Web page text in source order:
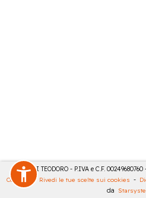
MASULLI TEODORO - P.IVA e C.F.
Cookies
- Rivedi le tue scelte sui cookies -
da